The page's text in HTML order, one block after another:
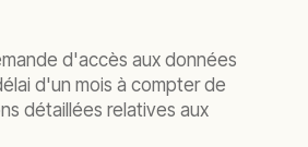
d'accès aux données
d'un mois à compter de
détaillées relatives aux